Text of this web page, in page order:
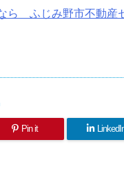
ら ふじみ野市不動産
Pin it